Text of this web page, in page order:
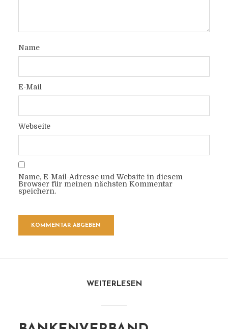
Name
E-Mail
Webseite
Name, E-Mail-Adresse und Website in diesem
Browser für meinen nächsten Kommentar
speichern.
WEITERLESEN